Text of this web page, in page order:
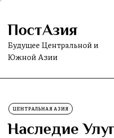
Skip
the
content
ПостАзия
Будущее Центральной и
Южной Азии
ЦЕНТРАЛЬНАЯ АЗИЯ
Наследие